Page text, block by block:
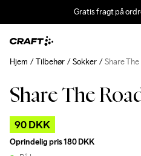
Gratis fragt på
Share The
90 DKK
Oprindelig pris180 DKK
Hjem Tilbehør Sokker Share
Outlet